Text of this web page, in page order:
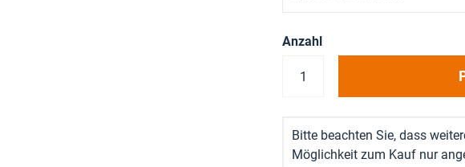
Anzahl
Bitte beachten Sie, dass
Möglichkeit zum Kauf nur